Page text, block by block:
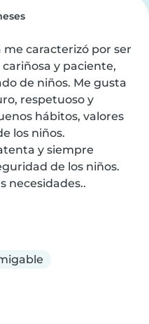
caracterizó por ser
y paciente,
de niños. Me gusta
respetuoso y
hábitos, valores
los niños.
y siempre
de los niños.
necesidades..